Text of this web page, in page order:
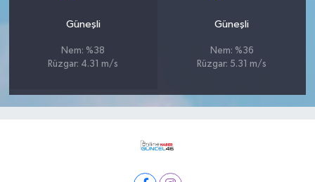
Güneşli
Nem: %38
Rüzgar: 4.31 m/s
Güneşli
Nem: %36
Rüzgar: 5.31 m/s